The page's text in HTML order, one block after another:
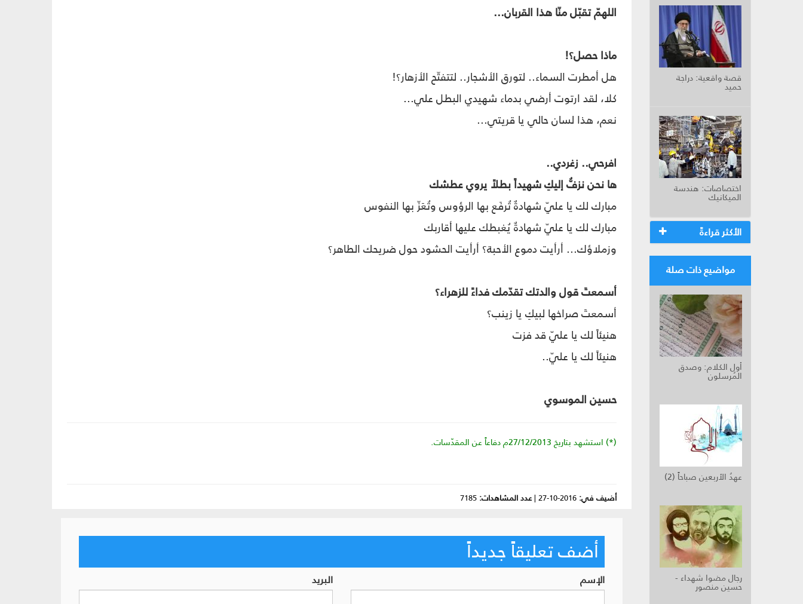
قصة واقعية: دراجة
حميد
اختصاصات: هندسة
الميكانيك
الأكثر قراءةً
مواضيع ذات صلة
أول الكلام: وصدق
المُرسلون
عهدُ الأربعين صباحاً (2)
رجال مضوا شهداء -
حسين منصور
اللهمّ تقبّل منّا هذا القربان...
ماذا حصل؟!
هل أمطرت السماء.. لتورق الأشجار.. لتتفتّح الأزهار؟!
كلا، لقد ارتوت أرضي بدماء شهيدي البطل علي...
نعم، هذا لسان حالي يا قريتي...
افرحي.. زغردي..
ها نحن نزفُّ إليكِ شهيداً بطلاً يروي عطشك
مبارك لك يا عليّ شهادةٌ تُرفَع بها الرؤوس وتُعَزّ بها النفوس
مبارك لك يا عليّ شهادةٌ يُغبطك عليها أقاربك
وزملاؤك... أرأيت دموع الأحبة؟ أرأيت الحشود حول ضريحك الطاهر؟
أسمعتَ قول والدتك تقدّمك فداءً للزهراء؟
أسمعتَ صراخها لبيكِ يا زينب؟
هنيئاً لك يا عليّ قد فزت
هنيئاً لك يا عليّ..
حسين الموسوي
(*) استشهد بتاريخ 27/12/2013م دفاعاً عن المقدّسات.
أضيف في: 2016-10-27
|عدد المشاهدات: 7185
أضف تعليقاً جديداً
الإسم البريد